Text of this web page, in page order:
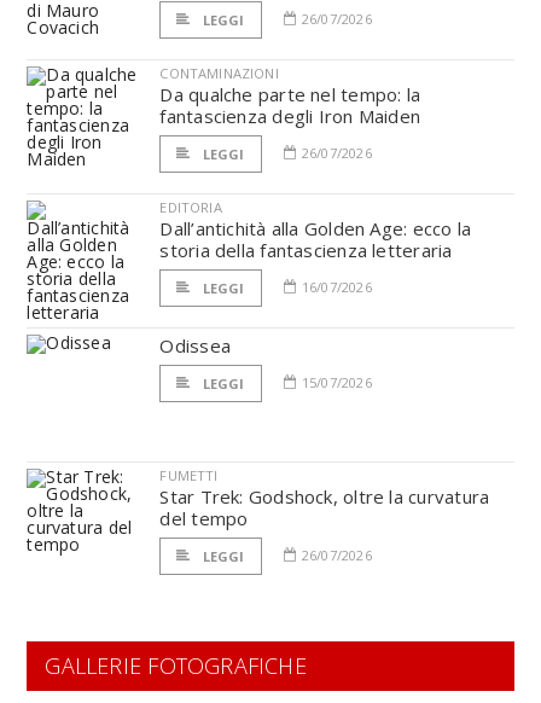
LEGGI 26/07/2026
CONTAMINAZIONI
Da qualche parte nel tempo: la
fantascienza degli Iron Maiden
LEGGI 26/07/2026
EDITORIA
Dall’antichità alla Golden Age: ecco la
storia della fantascienza letteraria
LEGGI 16/07/2026
Odissea
LEGGI 15/07/2026
FUMETTI
Star Trek: Godshock, oltre la curvatura
del tempo
LEGGI 26/07/2026
GALLERIE FOTOGRAFICHE